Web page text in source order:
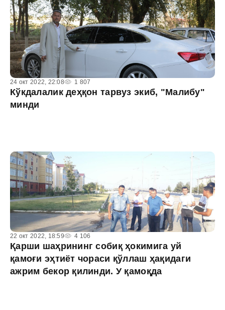
24 окт 2022, 22:08 1 807
Кўкдалалик деҳқон тарвуз экиб, "Малибу"
минди
22 окт 2022, 18:59 4 106
Қарши шаҳрининг собиқ ҳокимига уй
қамоғи эҳтиёт чораси қўллаш ҳақидаги
ажрим бекор қилинди. У қамоқда